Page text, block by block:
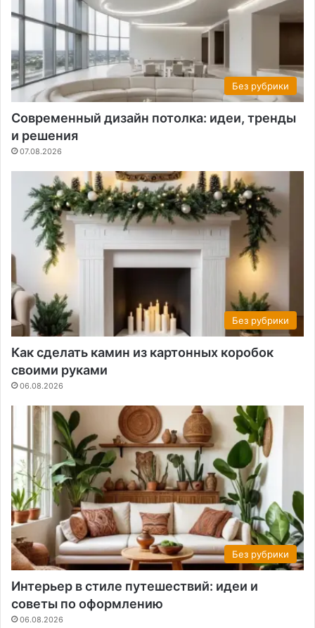
Без рубрики
Современный дизайн потолка: идеи, тренды
и решения
07.08.2026
Без рубрики
Как сделать камин из картонных коробок
своими руками
06.08.2026
Без рубрики
Интерьер в стиле путешествий: идеи и
советы по оформлению
06.08.2026